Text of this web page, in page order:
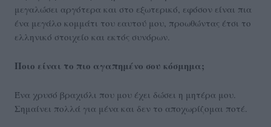
μεγαλώσει αργότερα και στο εξωτερικό, εφόσον είναι πια
ένα μεγάλο κομμάτι του εαυτού μου, προωθώντας έτσι το
ελληνικό στοιχείο και εκτός συνόρων.
Ποιο είναι το πιο αγαπημένο σου κόσμημα;
Ένα χρυσό βραχιόλι που μου έχει δώσει η μητέρα μου.
Σημαίνει πολλά για μένα και δεν το αποχωρίζομαι ποτέ.